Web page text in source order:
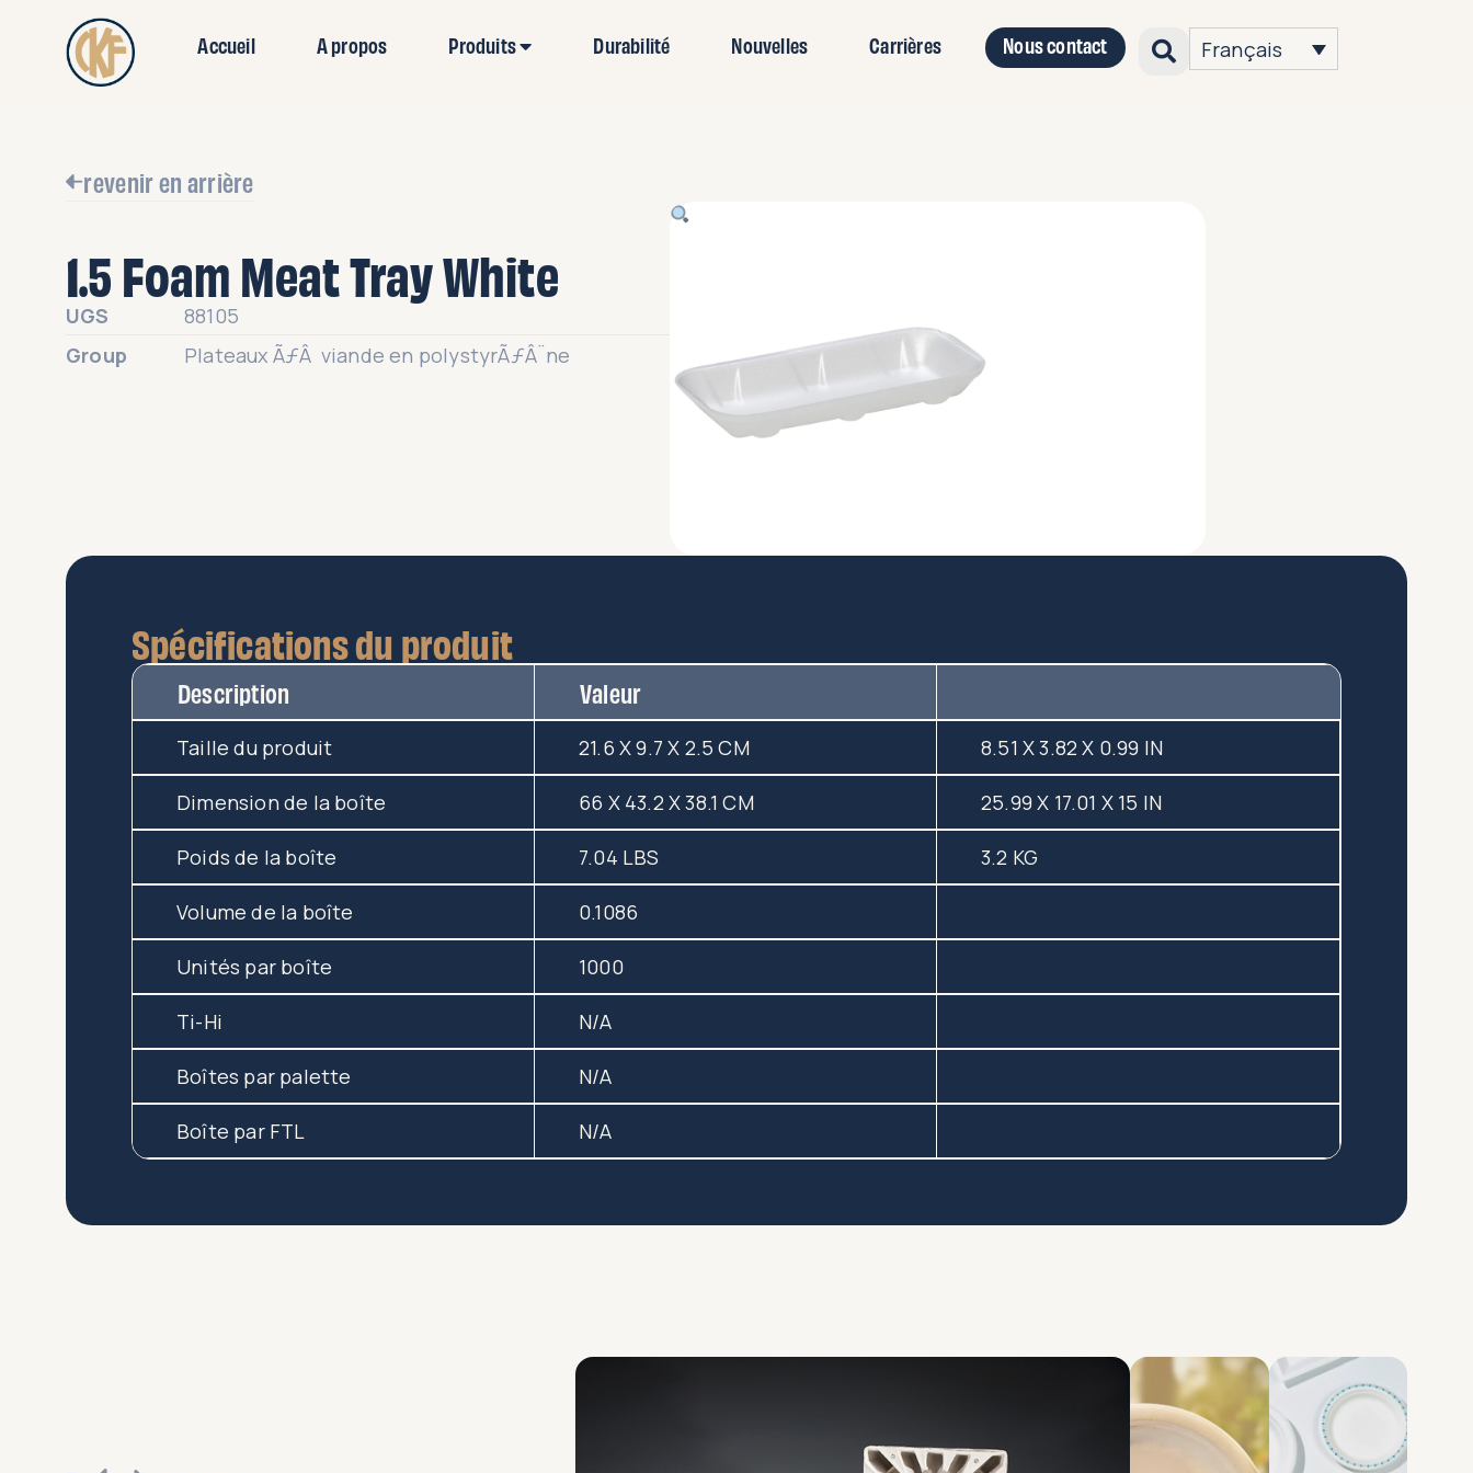
Accueil A propos Produits Durabilité Nouvelles Carrières Nous contact Français
revenir en arrière
1.5 Foam Meat Tray White
UGS
88105
Group
Plateaux ÃƒÂ viande en polystyrÃƒÂ¨ne
Spécifications du produit
Description Valeur
Taille du produit 21.6 X 9.7 X 2.5 CM 8.51 X 3.82 X 0.99 IN
Dimension de la boîte 66 X 43.2 X 38.1 CM 25.99 X 17.01 X 15 IN
Poids de la boîte 7.04 LBS 3.2 KG
Volume de la boîte 0.1086
Unités par boîte 1000
Ti-Hi N/A
Boîtes par palette N/A
Boîte par FTL N/A